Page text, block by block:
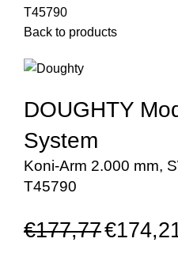
T45790
Back to products
DOUGHTY
System
Koni-Arm 2.000 mm,
T45790
€177,77€